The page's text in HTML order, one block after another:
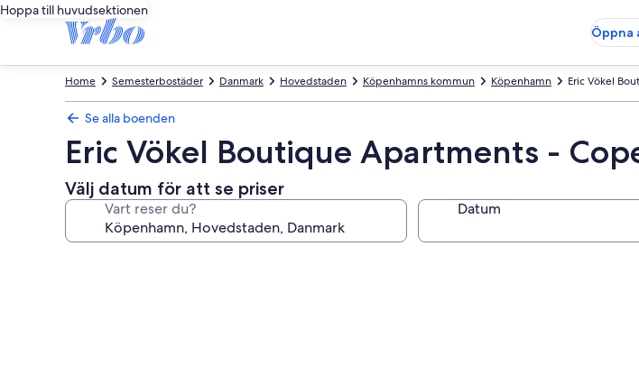
Hoppa till huvudsektionen
Öppna
Eric Vökel
Köpenhamn
Köpenhamns kommun
Hovedstaden
Danmark
Semesterbostäder
Home
Se alla boenden
Eric Vökel Boutique Apartments -
Välj datum för att se priser
Vart reser du? Datum